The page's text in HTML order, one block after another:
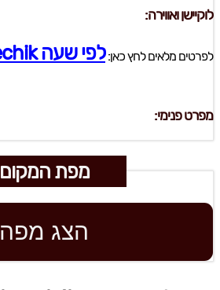
לוקיישן ואווירה:
לפרטים מלאים לחץ כאן:לפי שעה bechik מיקונוס בוטיק
מפרט פנימי:
מפת המקום
הצג מפה